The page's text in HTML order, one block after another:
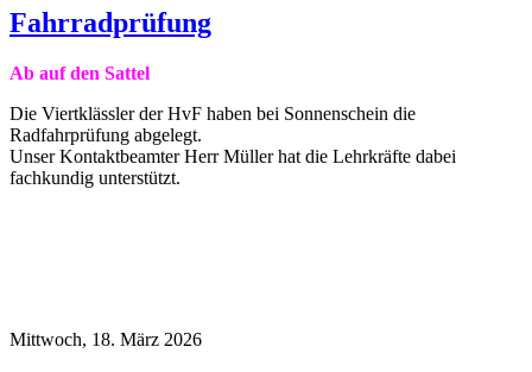
Fahrradprüfung
Ab auf den Sattel
Die Viertklässler der HvF haben bei Sonnenschein die
Radfahrprüfung abgelegt.
Unser Kontaktbeamter Herr Müller hat die Lehrkräfte dabei
fachkundig unterstützt.
Mittwoch, 18. März 2026